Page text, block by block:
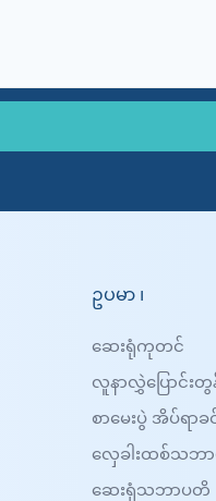
ဥပမာ ၊
ဆေးရုံကုတင်
လူနာလွှဲပြောင်း
စာမေးပွဲ အိပ်ရာခ
လှေခါးထစ်သဘ
ဆေးရုံသဘာပတိ